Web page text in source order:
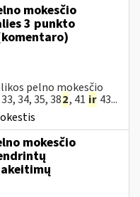
mokesčio
3 punkto
pelno mokesčio
34, 35, 382, 41 ir 43...
mokesčio